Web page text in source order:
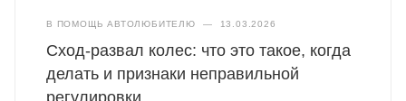
В ПОМОЩЬ АВТОЛЮБИТЕЛЮ — 13.03.2026
Сход-развал колес: что это такое, когда
делать и признаки неправильной
регулировки